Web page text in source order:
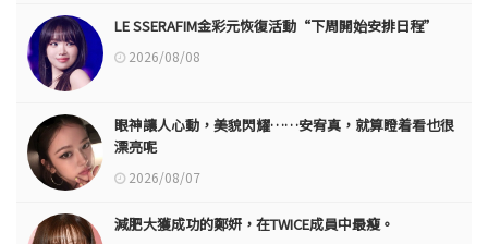
LE SSERAFIM金彩元恢復活動“下周開始安排日程”
2026/08/08
眼神讓人心動，美貌閃耀……安宥真，就算瞪着看也很
漂亮呢
2026/08/07
減肥大獲成功的鄭妍，在TWICE成員中最瘦。